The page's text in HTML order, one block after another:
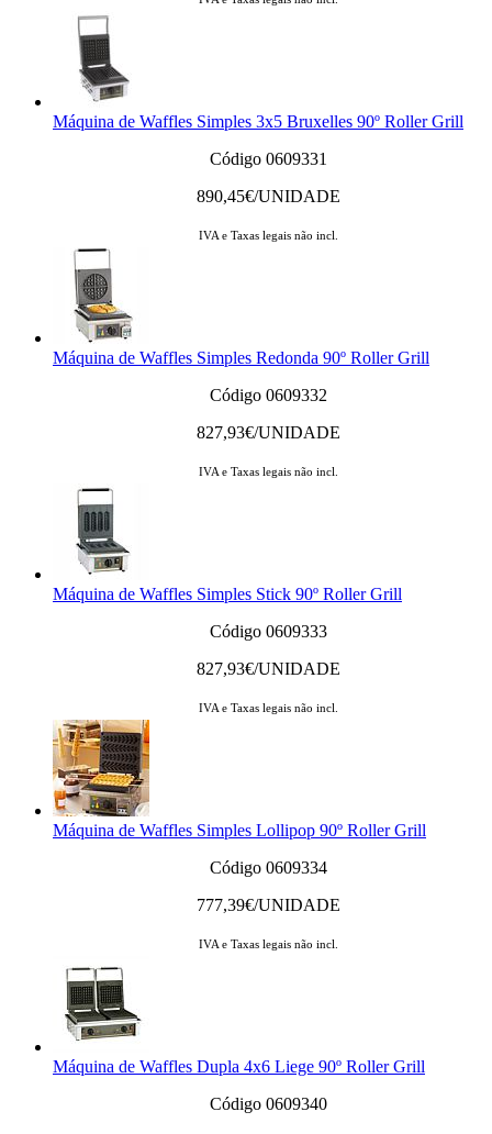
Máquina de Waffles Simples 3x5 Bruxelles 90º Roller Grill
Código 0609331
890,45€/UNIDADE
IVA e Taxas legais não incl.
Máquina de Waffles Simples Redonda 90º Roller Grill
Código 0609332
827,93€/UNIDADE
IVA e Taxas legais não incl.
Máquina de Waffles Simples Stick 90º Roller Grill
Código 0609333
827,93€/UNIDADE
IVA e Taxas legais não incl.
Máquina de Waffles Simples Lollipop 90º Roller Grill
Código 0609334
777,39€/UNIDADE
IVA e Taxas legais não incl.
Máquina de Waffles Dupla 4x6 Liege 90º Roller Grill
Código 0609340